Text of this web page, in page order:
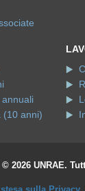
annuali
(10 anni)
2026 UNRAE.